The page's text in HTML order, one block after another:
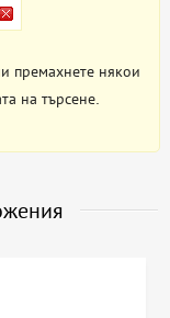
премахнете някои
на търсене.